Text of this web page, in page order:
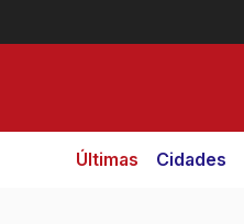
Últimas Cidades